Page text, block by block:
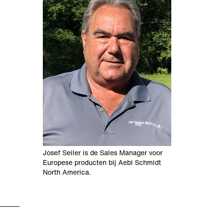
Josef Seiler is de Sales Manager voor
Europese producten bij Aebi Schmidt
North America.